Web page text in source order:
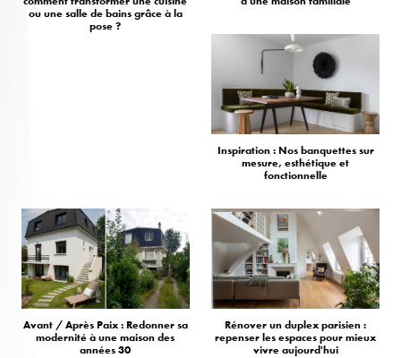
ou une salle de bains grâce à la
pose ?
Inspiration : Nos banquettes sur
mesure, esthétique et
fonctionnelle
Avant / Après Paix : Redonner sa
modernité à une maison des
années 30
Rénover un duplex parisien :
repenser les espaces pour mieux
vivre aujourd'hui